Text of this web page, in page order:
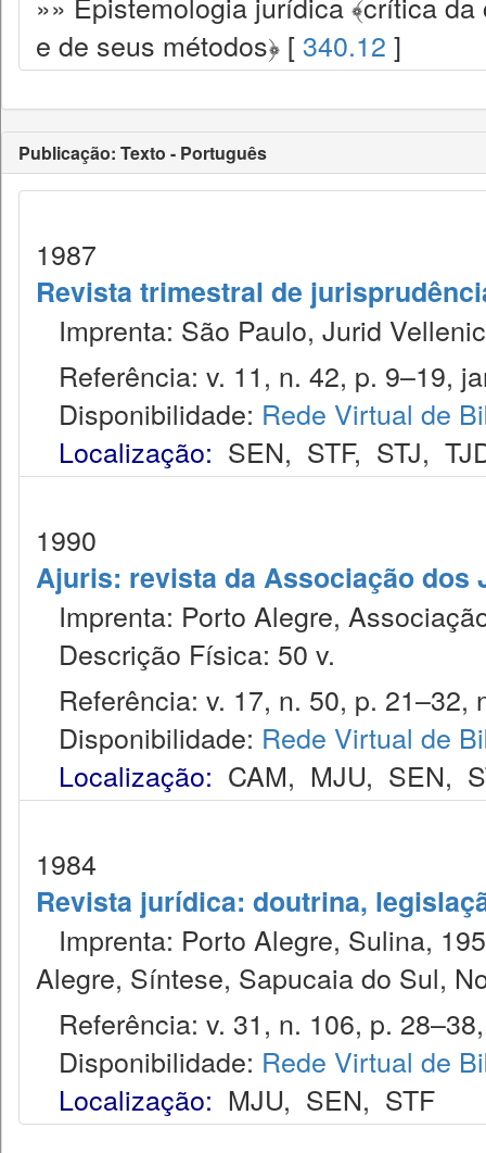
e de seus métodos﴿ [ 340.12 ]
Publicação: Texto - Português
1987
Revista trimestral de
Imprenta: São Paulo, Jurid
Referência: v. 11, n. 42, p. 9–19,
Disponibilidade: Rede Virtual de
Localização: SEN, STF, STJ,
1990
Ajuris: revista da Associação dos
Imprenta: Porto Alegre,
Descrição Física: 50 v.
Referência: v. 17, n. 50, p. 21–32,
Disponibilidade: Rede Virtual de
Localização: CAM, MJU, SEN,
1984
Revista jurídica: doutrina,
Imprenta: Porto Alegre, Sulina,
Alegre, Síntese, Sapucaia do Sul,
Referência: v. 31, n. 106, p.
Disponibilidade: Rede Virtual de
Localização: MJU, SEN, STF